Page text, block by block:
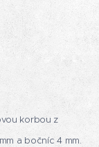
korbou z
a bočníc 4 mm.